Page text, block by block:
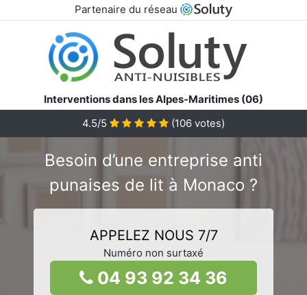
Partenaire du réseau
Interventions dans les Alpes-Maritimes (06)
4.5/5
(106 votes)
Besoin d’une entreprise anti
punaises de lit à Monaco ?
APPELEZ NOUS 7/7
Numéro non surtaxé
04 93 92 34 36